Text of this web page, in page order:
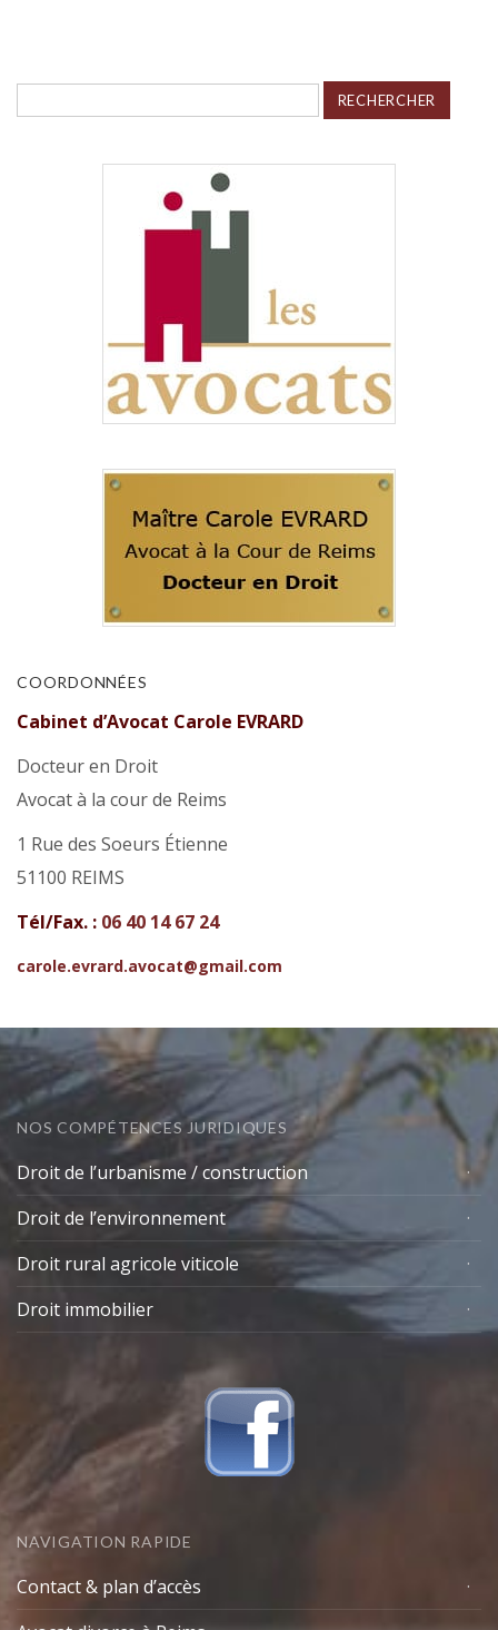
Rechercher :
COORDONNÉES
Cabinet d’Avocat Carole EVRARD
Docteur en Droit
Avocat à la cour de Reims
1 Rue des Soeurs Étienne
51100 REIMS
Tél/Fax. : 06 40 14 67 24
carole.evrard.avocat@gmail.com
NOS COMPÉTENCES JURIDIQUES
Droit de l’urbanisme / construction
Droit de l’environnement
Droit rural agricole viticole
Droit immobilier
NAVIGATION RAPIDE
Contact & plan d’accès